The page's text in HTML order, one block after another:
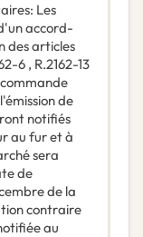
: Les
accord-
des articles
6 , R.2162-13
commande
de
notifiés
au fur et à
sera
de
de la
contraire
au